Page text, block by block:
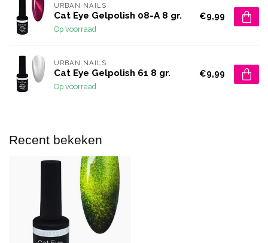
URBAN NAILS
Cat Eye Gelpolish 08-A 8 gr.
Op voorraad
€9,99
URBAN NAILS
Cat Eye Gelpolish 61 8 gr.
Op voorraad
€9,99
Recent bekeken